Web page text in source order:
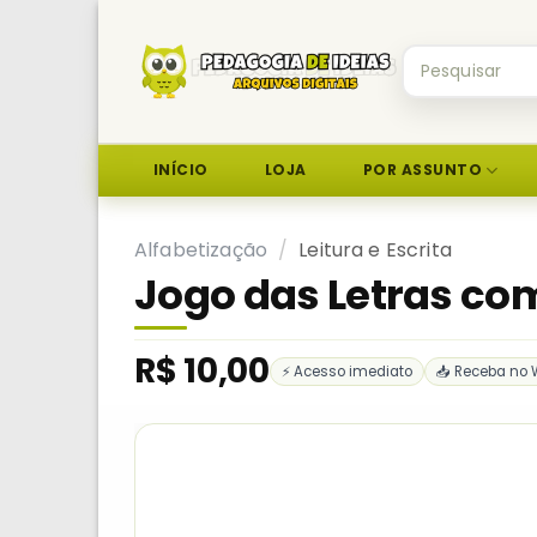
content
por:
INÍCIO LOJA POR ASSUNTO
Alfabetização / Leitura e Escrita
Jogo das Letras
R$ 10,00 ⚡ Acesso imediato 📥 Receba no